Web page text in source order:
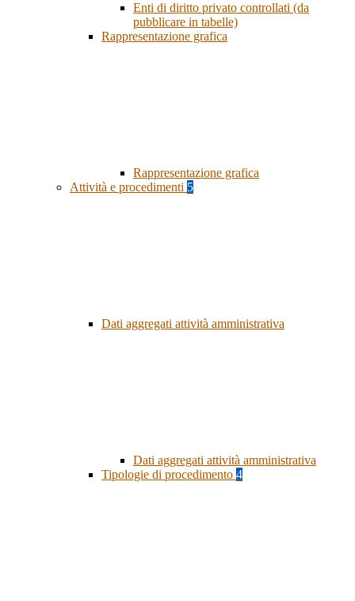
Enti di diritto privato controllati (da
pubblicare in tabelle)
Rappresentazione grafica
Rappresentazione grafica
Attività e procedimenti 5
Dati aggregati attività amministrativa
Dati aggregati attività amministrativa
Tipologie di procedimento 4